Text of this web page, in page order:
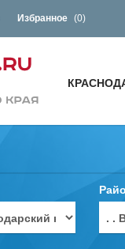
Избранное (0)
. .